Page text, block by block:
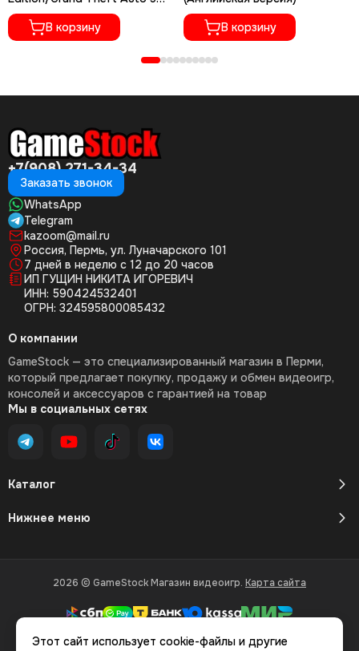
(Новый, Русские субтитры)
В корзину
В корзину
+7(908) 271-34-34
Заказать звонок
WhatsApp
Telegram
kazoom@mail.ru
Россия, Пермь, ул. Луначарского 101
7 дней в неделю с 12 до 20 часов
ИП ГУЩИН НИКИТА ИГОРЕВИЧ
ИНН: 590424532401
ОГРН: 324595800085432
Каталог
Нижнее меню
О компании
GameStock — это специализированный магазин в Перми,
который предлагает покупку, продажу и обмен видеоигр,
консолей и аксессуаров с гарантией на товар
Мы в социальных сетях
2026 © GameStock Магазин видеоигр. Карта сайта
Вся представленная на сайте информация, касающаяся
Этот сайт использует cookie-файлы и другие